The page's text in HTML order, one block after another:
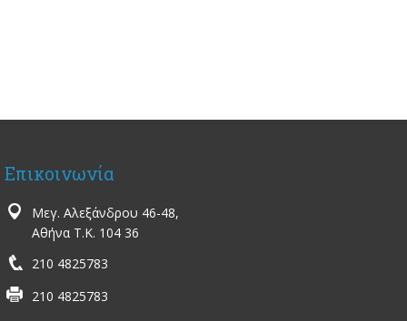
Επικοινωνία
Μεγ. Αλεξάνδρου 46-48,
Αθήνα Τ.Κ. 104 36
210 4825783
210 4825783